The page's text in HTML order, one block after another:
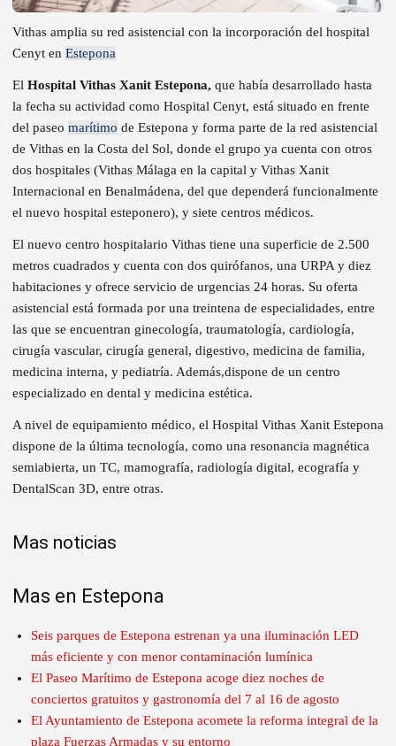
Vithas amplia su red asistencial con la incorporación del hospital
Cenyt en Estepona
El Hospital Vithas Xanit Estepona, que había desarrollado hasta
la fecha su actividad como Hospital Cenyt, está situado en frente
del paseo marítimo de Estepona y forma parte de la red asistencial
de Vithas en la Costa del Sol, donde el grupo ya cuenta con otros
dos hospitales (Vithas Málaga en la capital y Vithas Xanit
Internacional en Benalmádena, del que dependerá funcionalmente
el nuevo hospital esteponero), y siete centros médicos.
El nuevo centro hospitalario Vithas tiene una superficie de 2.500
metros cuadrados y cuenta con dos quirófanos, una URPA y diez
habitaciones y ofrece servicio de urgencias 24 horas. Su oferta
asistencial está formada por una treintena de especialidades, entre
las que se encuentran ginecología, traumatología, cardiología,
cirugía vascular, cirugía general, digestivo, medicina de familia,
medicina interna, y pediatría. Además,dispone de un centro
especializado en dental y medicina estética.
A nivel de equipamiento médico, el Hospital Vithas Xanit Estepona
dispone de la última tecnología, como una resonancia magnética
semiabierta, un TC, mamografía, radiología digital, ecografía y
DentalScan 3D, entre otras.
Mas noticias
Mas en Estepona
Seis parques de Estepona estrenan ya una iluminación LED
más eficiente y con menor contaminación lumínica
El Paseo Marítimo de Estepona acoge diez noches de
conciertos gratuitos y gastronomía del 7 al 16 de agosto
El Ayuntamiento de Estepona acomete la reforma integral de la
plaza Fuerzas Armadas y su entorno